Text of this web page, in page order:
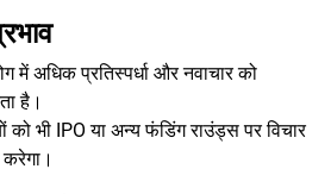
में अधिक प्रतिस्पर्धा और नवाचार को
है।
को भी IPO या अन्य फंडिंग राउंड्स पर विचार